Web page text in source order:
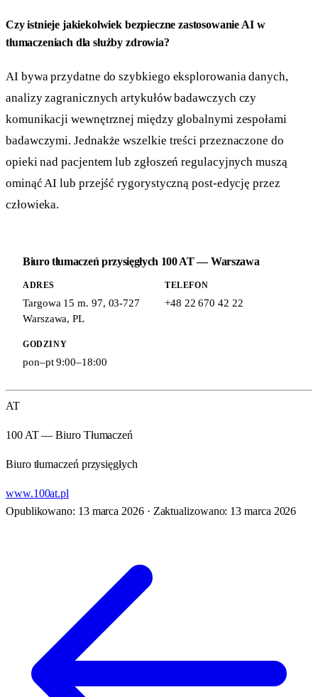
Czy istnieje jakiekolwiek bezpieczne zastosowanie AI w
tłumaczeniach dla służby zdrowia?
AI bywa przydatne do szybkiego eksplorowania danych,
analizy zagranicznych artykułów badawczych czy
komunikacji wewnętrznej między globalnymi zespołami
badawczymi. Jednakże wszelkie treści przeznaczone do
opieki nad pacjentem lub zgłoszeń regulacyjnych muszą
ominąć AI lub przejść rygorystyczną post-edycję przez
człowieka.
Biuro tłumaczeń przysięgłych 100 AT — Warszawa
ADRES
Targowa 15 m. 97, 03-727
Warszawa,PL
TELEFON
+48 22 670 42 22
GODZINY
pon–pt 9:00–18:00
AT
100 AT — Biuro Tłumaczeń
Biuro tłumaczeń przysięgłych
www.100at.pl
Opublikowano: 13 marca 2026 · Zaktualizowano: 13 marca 2026